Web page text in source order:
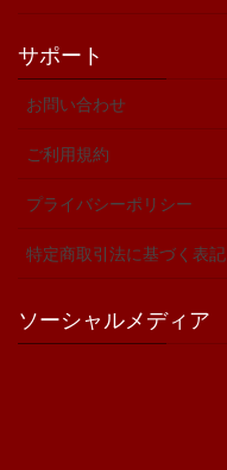
サポート
お問い合わせ
ご利用規約
プライバシーポリシー
特定商取引法に基づく表記
ソーシャルメディア